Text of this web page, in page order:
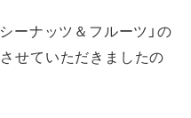
ーナッツ＆フルーツ」の
せていただきましたの